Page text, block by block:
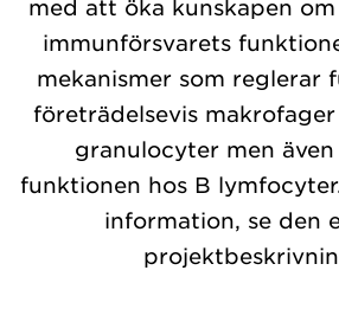
med att öka kunskapen
immunförsvarets
mekanismer som reglerar
företrädelsevis
granulocyter men
funktionen hos B
information, se den